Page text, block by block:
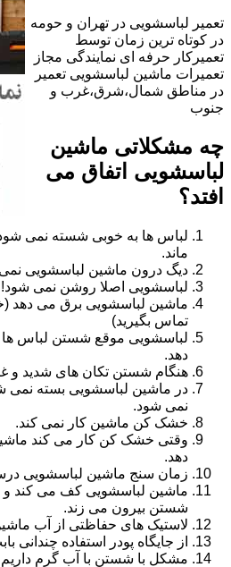
تعمیر لباسشویی در تهران و حومه
در کوتاه ترین زمان توسط
تعمیرکار حرفه ای نمایندگی مجاز
تعمیرات ماشین لباسشویی تعمیر
در مناطق شمال،شرق،غرب و
جنوب
چه مشکلاتی ماشین
لباسشویی اتفاق می
افتد؟
لباس ها به خوبی شسته نمی
ماند.
دیگ درون ماشین لباسشویی
لباسشویی اصلا روشن نمی شود!
ماشین لباسشویی برق می دهد
تماس بگیرید)
لباسشویی موقع شستن لباس
دهد.
هنگام شستن تکان های شدید و
در ماشین لباسشویی بسته نمی
نمی شود.
خشک کن ماشین کار نمی کند.
وقتی خشک کن کار می کند
دهد.
زمان سنج ماشین لباسشویی
ماشین لباسشویی کف می کند و
شستن بیرون می زند.
لاستیک های حفاظتی از آب
از جایگاه پودر استفاده
مشکل با شستن با آب گرم